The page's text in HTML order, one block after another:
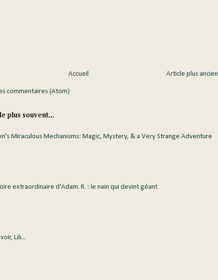
Article plus ancien
Accueil
commentaires (Atom)
plus souvent...
Miraculous Mechanisms: Magic, Mystery, & a Very Strange Adventure
extraordinaire d'Adam. R. : le nain qui devint géant
Lili...